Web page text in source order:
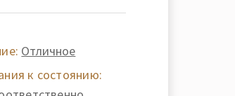
Отличное
к состоянию: